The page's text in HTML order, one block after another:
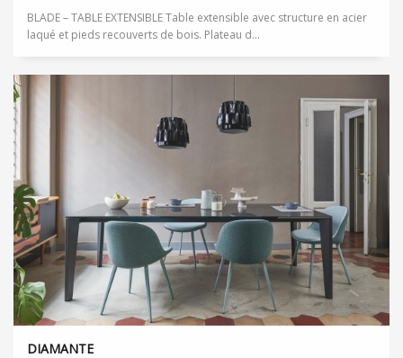
BLADE – TABLE EXTENSIBLE Table extensible avec structure en acier
laqué et pieds recouverts de bois. Plateau d...
DIAMANTE